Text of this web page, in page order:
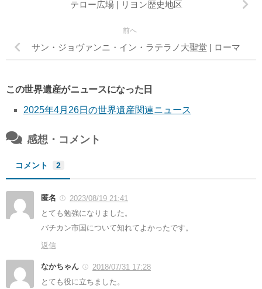
テロー広場 | リヨン歴史地区
前へ
サン・ジョヴァンニ・イン・ラテラノ大聖堂 | ローマ
この世界遺産がニュースになった日
2025年4月26日の世界遺産関連ニュース
感想・コメント
コメント 2
匿名
2023/08/19 21:41
とても勉強になりました。
バチカン市国について知れてよかったです。
返信
なかちゃん
2018/07/31 17:28
とても役に立ちました。